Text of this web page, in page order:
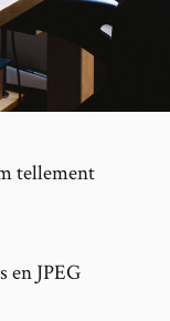
tellement
en JPEG